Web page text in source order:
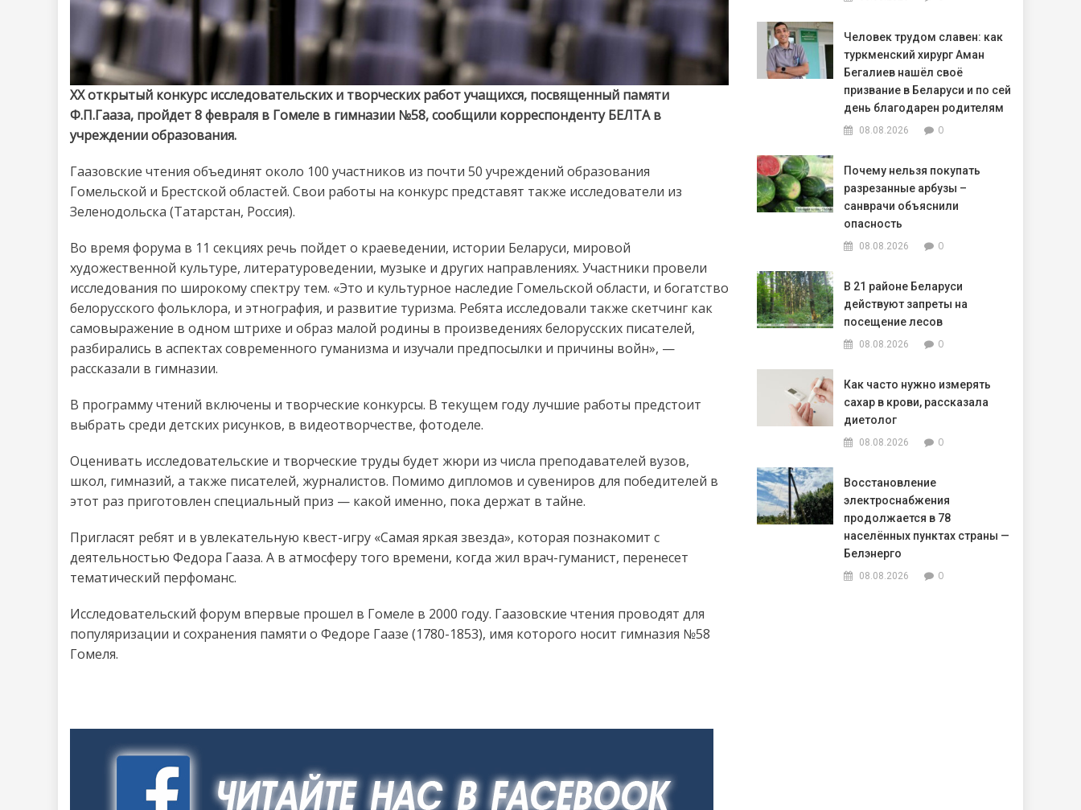
XX открытый конкурс исследовательских и творческих работ учащихся, посвященный памяти
Ф.П.Гааза, пройдет 8 февраля в Гомеле в гимназии №58, сообщили корреспонденту БЕЛТА в
учреждении образования.
Гаазовские чтения объединят около 100 участников из почти 50 учреждений образования
Гомельской и Брестской областей. Свои работы на конкурс представят также исследователи из
Зеленодольска (Татарстан, Россия).
Во время форума в 11 секциях речь пойдет о краеведении, истории Беларуси, мировой
художественной культуре, литературоведении, музыке и других направлениях. Участники провели
исследования по широкому спектру тем. «Это и культурное наследие Гомельской области, и богатство
белорусского фольклора, и этнография, и развитие туризма. Ребята исследовали также скетчинг как
самовыражение в одном штрихе и образ малой родины в произведениях белорусских писателей,
разбирались в аспектах современного гуманизма и изучали предпосылки и причины войн», —
рассказали в гимназии.
В программу чтений включены и творческие конкурсы. В текущем году лучшие работы предстоит
выбрать среди детских рисунков, в видеотворчестве, фотоделе.
Оценивать исследовательские и творческие труды будет жюри из числа преподавателей вузов,
школ, гимназий, а также писателей, журналистов. Помимо дипломов и сувениров для победителей в
этот раз приготовлен специальный приз — какой именно, пока держат в тайне.
Пригласят ребят и в увлекательную квест-игру «Самая яркая звезда», которая познакомит с
деятельностью Федора Гааза. А в атмосферу того времени, когда жил врач-гуманист, перенесет
тематический перфоманс.
Исследовательский форум впервые прошел в Гомеле в 2000 году. Гаазовские чтения проводят для
популяризации и сохранения памяти о Федоре Гаазе (1780-1853), имя которого носит гимназия №58
Гомеля.
Человек трудом славен: как
туркменский хирург Аман
Бегалиев нашёл своё
призвание в Беларуси и по сей
день благодарен родителям
08.08.2026 0
Почему нельзя покупать
разрезанные арбузы –
санврачи объяснили
опасность
08.08.2026 0
В 21 районе Беларуси
действуют запреты на
посещение лесов
08.08.2026 0
Как часто нужно измерять
сахар в крови, рассказала
диетолог
08.08.2026 0
Восстановление
электроснабжения
продолжается в 78
населённых пунктах страны —
Белэнерго
08.08.2026 0